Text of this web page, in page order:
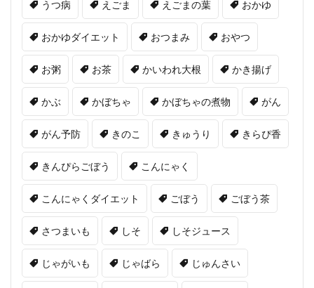
うつ病 えごま えごまの葉 おかゆ
おかゆダイエット おつまみ おやつ
お粥 お茶 かいわれ大根 かき揚げ
かぶ かぼちゃ かぼちゃの煮物 がん
がん予防 きのこ きゅうり きらぴ香
きんぴらごぼう こんにゃく
こんにゃくダイエット ごぼう ごぼう茶
さつまいも しそ しそジュース
じゃがいも じゃばら じゅんさい